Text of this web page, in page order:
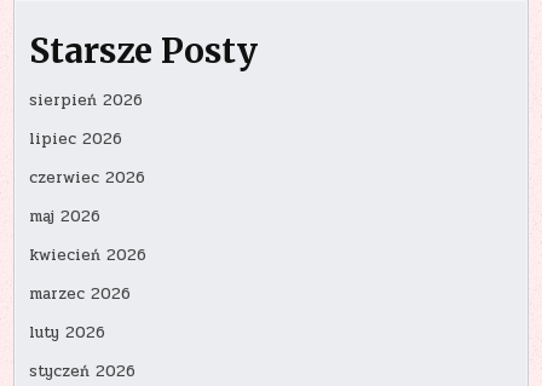
Starsze Posty
sierpień 2026
lipiec 2026
czerwiec 2026
maj 2026
kwiecień 2026
marzec 2026
luty 2026
styczeń 2026